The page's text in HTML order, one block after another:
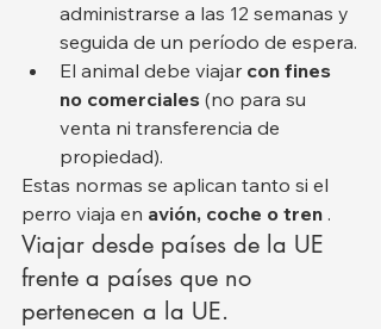
administrarse a las 12 semanas y
seguida de un período de espera.
El animal debe viajar con fines
no comerciales (no para su
venta ni transferencia de
propiedad).
Estas normas se aplican tanto si el
perro viaja en avión, coche o tren .
Viajar desde países de la UE
frente a países que no
pertenecen a la UE.